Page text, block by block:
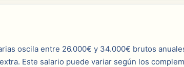
oscila entre 26.000€ y 34.000€ brutos
Este salario puede variar según los